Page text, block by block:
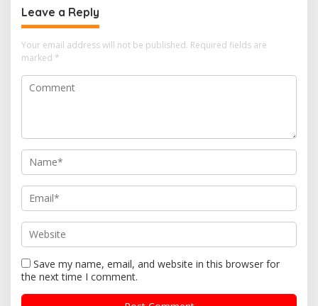
Leave a Reply
Your email address will not be published. Required fields are
marked *
Save my name, email, and website in this browser for
the next time I comment.